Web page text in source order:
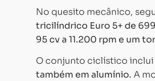
No quesito mecânico,
tricilíndrico Euro 5+ de
95 cv a 11.200 rpm e um
O conjunto ciclístico inclui
também em alumínio. A